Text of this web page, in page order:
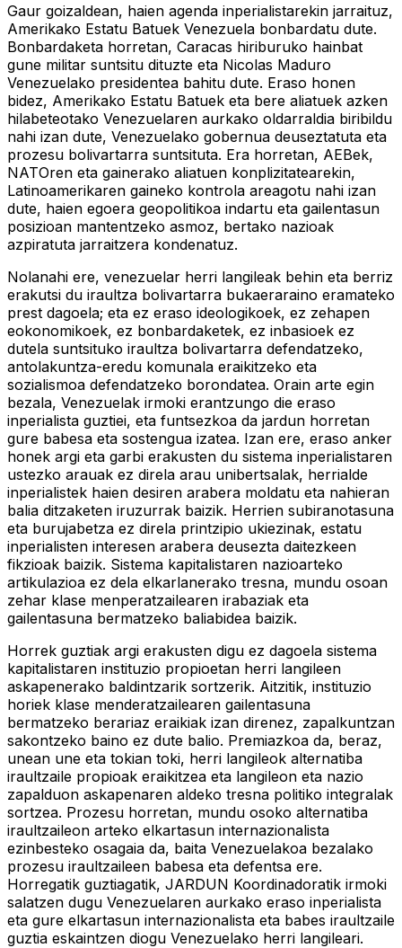
Gaur goizaldean, haien agenda inperialistarekin jarraituz,
Amerikako Estatu Batuek Venezuela bonbardatu dute.
Bonbardaketa horretan, Caracas hiriburuko hainbat
gune militar suntsitu dituzte eta Nicolas Maduro
Venezuelako presidentea bahitu dute. Eraso honen
bidez, Amerikako Estatu Batuek eta bere aliatuek azken
hilabeteotako Venezuelaren aurkako oldarraldia biribildu
nahi izan dute, Venezuelako gobernua deuseztatuta eta
prozesu bolivartarra suntsituta. Era horretan, AEBek,
NATOren eta gainerako aliatuen konplizitatearekin,
Latinoamerikaren gaineko kontrola areagotu nahi izan
dute, haien egoera geopolitikoa indartu eta gailentasun
posizioan mantentzeko asmoz, bertako nazioak
azpiratuta jarraitzera kondenatuz.
Nolanahi ere, venezuelar herri langileak behin eta berriz
erakutsi du iraultza bolivartarra bukaeraraino eramateko
prest dagoela; eta ez eraso ideologikoek, ez zehapen
eokonomikoek, ez bonbardaketek, ez inbasioek ez
dutela suntsituko iraultza bolivartarra defendatzeko,
antolakuntza-eredu komunala eraikitzeko eta
sozialismoa defendatzeko borondatea. Orain arte egin
bezala, Venezuelak irmoki erantzungo die eraso
inperialista guztiei, eta funtsezkoa da jardun horretan
gure babesa eta sostengua izatea. Izan ere, eraso anker
honek argi eta garbi erakusten du sistema inperialistaren
ustezko arauak ez direla arau unibertsalak, herrialde
inperialistek haien desiren arabera moldatu eta nahieran
balia ditzaketen iruzurrak baizik. Herrien subiranotasuna
eta burujabetza ez direla printzipio ukiezinak, estatu
inperialisten interesen arabera deusezta daitezkeen
fikzioak baizik. Sistema kapitalistaren nazioarteko
artikulazioa ez dela elkarlanerako tresna, mundu osoan
zehar klase menperatzailearen irabaziak eta
gailentasuna bermatzeko baliabidea baizik.
Horrek guztiak argi erakusten digu ez dagoela sistema
kapitalistaren instituzio propioetan herri langileen
askapenerako baldintzarik sortzerik. Aitzitik, instituzio
horiek klase menderatzailearen gailentasuna
bermatzeko berariaz eraikiak izan direnez, zapalkuntzan
sakontzeko baino ez dute balio. Premiazkoa da, beraz,
unean une eta tokian toki, herri langileok alternatiba
iraultzaile propioak eraikitzea eta langileon eta nazio
zapalduon askapenaren aldeko tresna politiko integralak
sortzea. Prozesu horretan, mundu osoko alternatiba
iraultzaileon arteko elkartasun internazionalista
ezinbesteko osagaia da, baita Venezuelakoa bezalako
prozesu iraultzaileen babesa eta defentsa ere.
Horregatik guztiagatik, JARDUN Koordinadoratik irmoki
salatzen dugu Venezuelaren aurkako eraso inperialista
eta gure elkartasun internazionalista eta babes iraultzaile
guztia eskaintzen diogu Venezuelako herri langileari.